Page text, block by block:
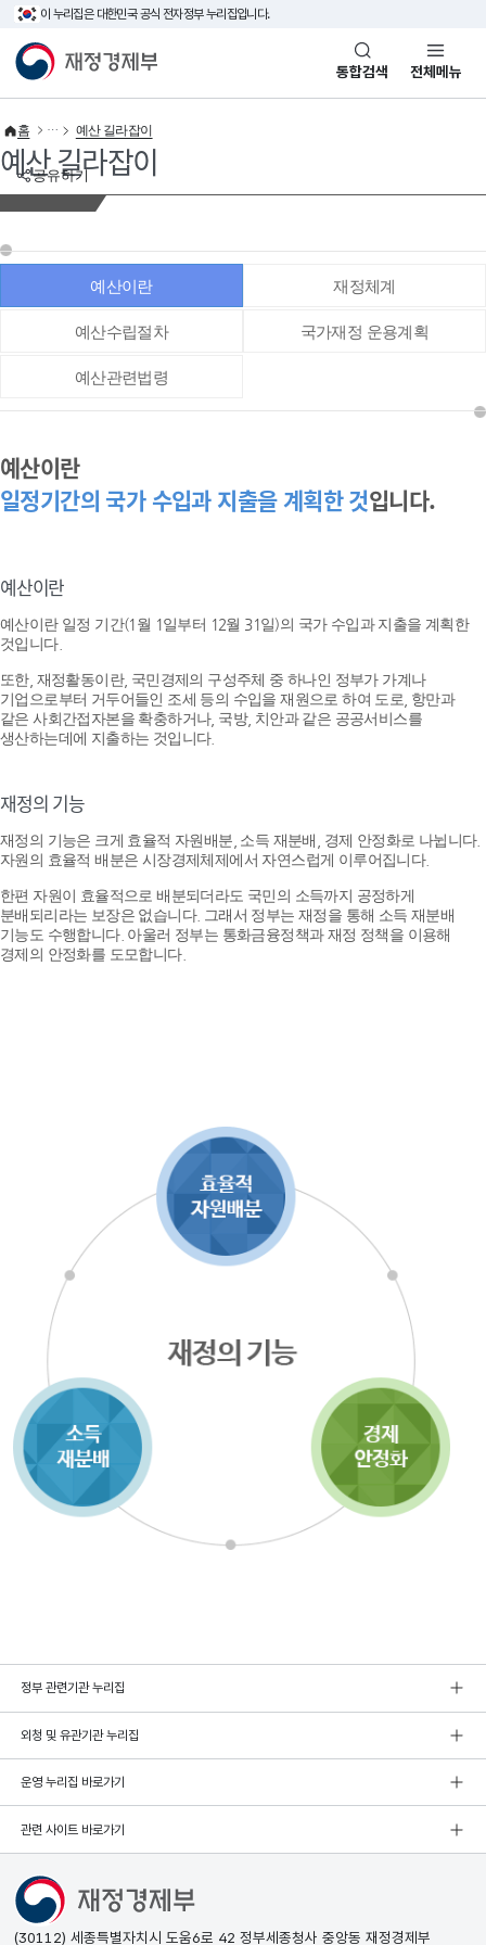
이 누리집은 대한민국 공식 전자정부 누리집입니다.
재정경제부(www.mofe.go.kr)통합검색 전체메뉴
공유하기
홈 예산 길라잡이
예산 길라잡이
예산이란 재정체계
예산수립절차 국가재정 운용계획
예산관련법령
예산이란
일정기간의 국가 수입과 지출을 계획한 것입니다.
예산이란
예산이란 일정 기간(1월 1일부터 12월 31일)의 국가 수입과 지출을 계획한
것입니다.
또한, 재정활동이란, 국민경제의 구성주체 중 하나인 정부가 가계나
기업으로부터 거두어들인 조세 등의 수입을 재원으로 하여 도로, 항만과
같은 사회간접자본을 확충하거나, 국방, 치안과 같은 공공서비스를
생산하는데에 지출하는 것입니다.
재정의 기능
재정의 기능은 크게 효율적 자원배분, 소득 재분배, 경제 안정화로 나뉩니다.
자원의 효율적 배분은 시장경제체제에서 자연스럽게 이루어집니다.
한편 자원이 효율적으로 배분되더라도 국민의 소득까지 공정하게
분배되리라는 보장은 없습니다. 그래서 정부는 재정을 통해 소득 재분배
기능도 수행합니다. 아울러 정부는 통화금융정책과 재정 정책을 이용해
경제의 안정화를 도모합니다.
정부 관련기관 누리집
외청 및 유관기관 누리집
운영 누리집 바로가기
관련 사이트 바로가기
(30112) 세종특별자치시 도움6로 42 정부세종청사 중앙동 재정경제부